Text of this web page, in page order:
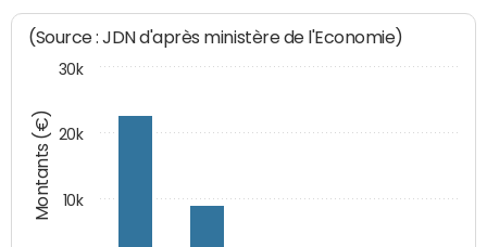
Montants (€)
(Source : JDN d'après ministère de l'Economie)
10k
20k
30k